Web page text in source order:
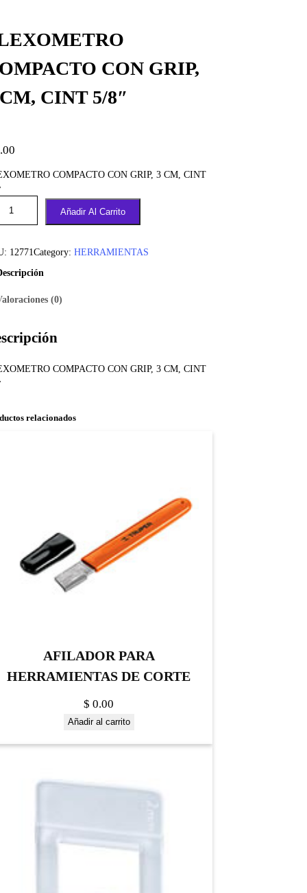
CON GRIP,
CINT 5/8″
COMPACTO CON GRIP, 3 CM, CINT
Añadir Al Carrito
12771Category: HERRAMIENTAS
(0)
COMPACTO CON GRIP, 3 CM, CINT
relacionados
AFILADOR PARA
HERRAMIENTAS DE CORTE
$ 0.00
Añadir al carrito